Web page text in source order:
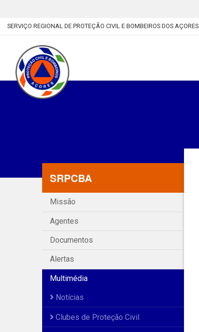
SERVIÇO REGIONAL DE PROTEÇÃO CIVIL E BOMBEIROS DOS AÇORES
SRPCBA
Missão
Agentes
Documentos
Alertas
Multimédia
Notícias
Clubes de Proteção Civil